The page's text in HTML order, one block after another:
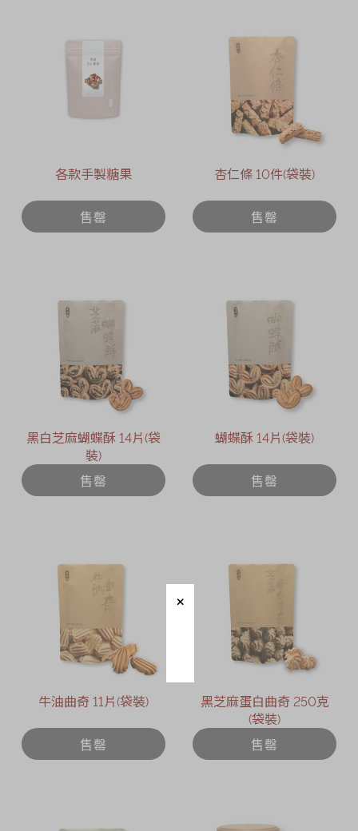
各款手製糖果
售罄
杏仁條 10件(袋裝)
售罄
黑白芝麻蝴蝶酥 14片(袋
裝)
售罄
蝴蝶酥 14片(袋裝)
售罄
牛油曲奇 11片(袋裝)
售罄
黑芝麻蛋白曲奇 250克
(袋裝)
售罄